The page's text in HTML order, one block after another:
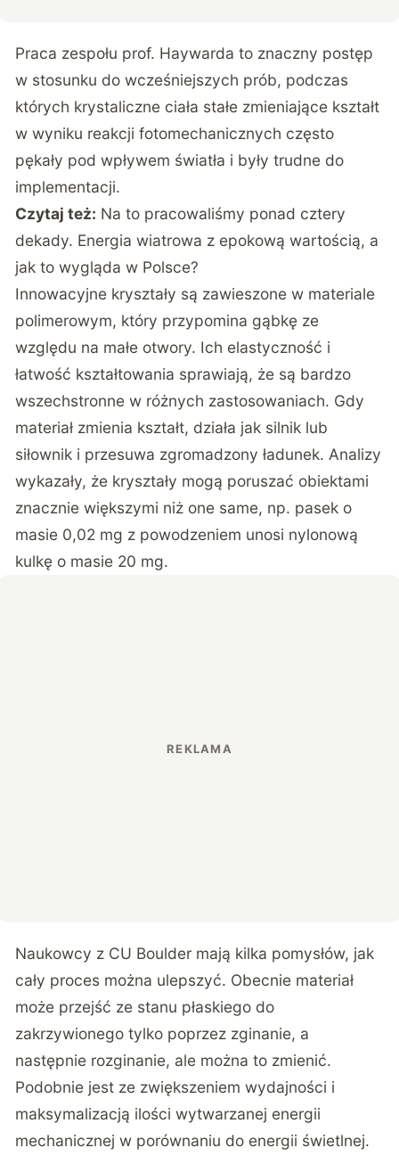
Praca zespołu prof. Haywarda to znaczny postęp
w stosunku do wcześniejszych prób, podczas
których krystaliczne ciała stałe zmieniające kształt
w wyniku reakcji fotomechanicznych często
pękały pod wpływem światła i były trudne do
implementacji.
Czytaj też: Na to pracowaliśmy ponad cztery
dekady. Energia wiatrowa z epokową wartością, a
jak to wygląda w Polsce?
Innowacyjne kryształy są zawieszone w materiale
polimerowym, który przypomina gąbkę ze
względu na małe otwory. Ich elastyczność i
łatwość kształtowania sprawiają, że są bardzo
wszechstronne w różnych zastosowaniach. Gdy
materiał zmienia kształt, działa jak silnik lub
siłownik i przesuwa zgromadzony ładunek. Analizy
wykazały, że kryształy mogą poruszać obiektami
znacznie większymi niż one same, np. pasek o
masie 0,02 mg z powodzeniem unosi nylonową
kulkę o masie 20 mg.
Naukowcy z CU Boulder mają kilka pomysłów, jak
cały proces można ulepszyć. Obecnie materiał
może przejść ze stanu płaskiego do
zakrzywionego tylko poprzez zginanie, a
następnie rozginanie, ale można to zmienić.
Podobnie jest ze zwiększeniem wydajności i
maksymalizacją ilości wytwarzanej energii
mechanicznej w porównaniu do energii świetlnej.